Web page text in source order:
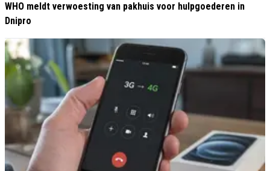
WHO meldt verwoesting van pakhuis voor hulpgoederen in
Dnipro